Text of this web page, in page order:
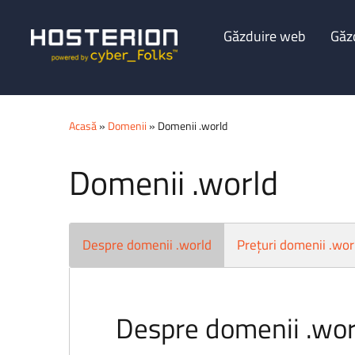
Găzduire web
Acasă» Domenii » Domenii .world
Domenii .world
Despre domenii .world Prețuri domenii
Despre domenii